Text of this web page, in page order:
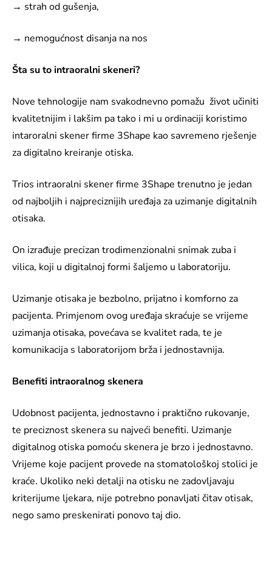
→ strah od gušenja,
→ nemogućnost disanja na nos
Šta su to intraoralni skeneri?
Nove tehnologije nam svakodnevno pomažu život učiniti
kvalitetnijim i lakšim pa tako i mi u ordinaciji koristimo
intaroralni skener firme 3Shape kao savremeno rješenje
za digitalno kreiranje otiska.
Trios intraoralni skener firme 3Shape trenutno je jedan
od najboljih i najpreciznijih uređaja za uzimanje digitalnih
otisaka.
On izrađuje precizan trodimenzionalni snimak zuba i
vilica, koji u digitalnoj formi šaljemo u laboratoriju.
Uzimanje otisaka je bezbolno, prijatno i komforno za
pacijenta. Primjenom ovog uređaja skraćuje se vrijeme
uzimanja otisaka, povećava se kvalitet rada, te je
komunikacija s laboratorijom brža i jednostavnija.
Benefiti intraoralnog skenera
Udobnost pacijenta, jednostavno i praktično rukovanje,
te preciznost skenera su najveći benefiti. Uzimanje
digitalnog otiska pomoću skenera je brzo i jednostavno.
Vrijeme koje pacijent provede na stomatološkoj stolici je
kraće. Ukoliko neki detalji na otisku ne zadovljavaju
kriterijume ljekara, nije potrebno ponavljati čitav otisak,
nego samo preskenirati ponovo taj dio.